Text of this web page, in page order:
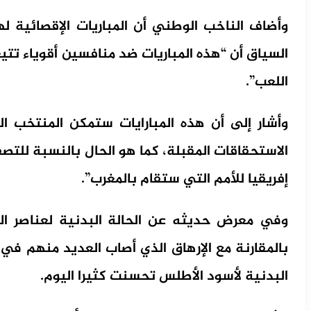
وأضاف الناخب الوطني أن المباريات
السياق أن “هذه المباريات ضد منافسين أقوياء
اللعب”.
وأشار إلى أن هذه المبارايات ستمكن
الاستحقاقات المقبلة، كما هو الحال بالنسبة
إفريقيا للأمم التي ستقام بالمغرب”.
وفي معرض حديثه عن الحالة البدنية لعناصر
بالمقارنة مع الإرهاق الذي أصاب العديد منهم
البدنية لأسود الأطلس تحسنت كثيرا اليوم.